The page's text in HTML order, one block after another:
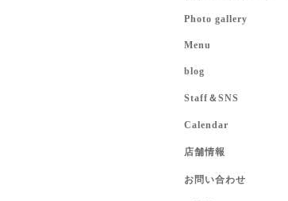
Photo gallery
Menu
blog
Staff＆SNS
Calendar
店舗情報
お問い合わせ